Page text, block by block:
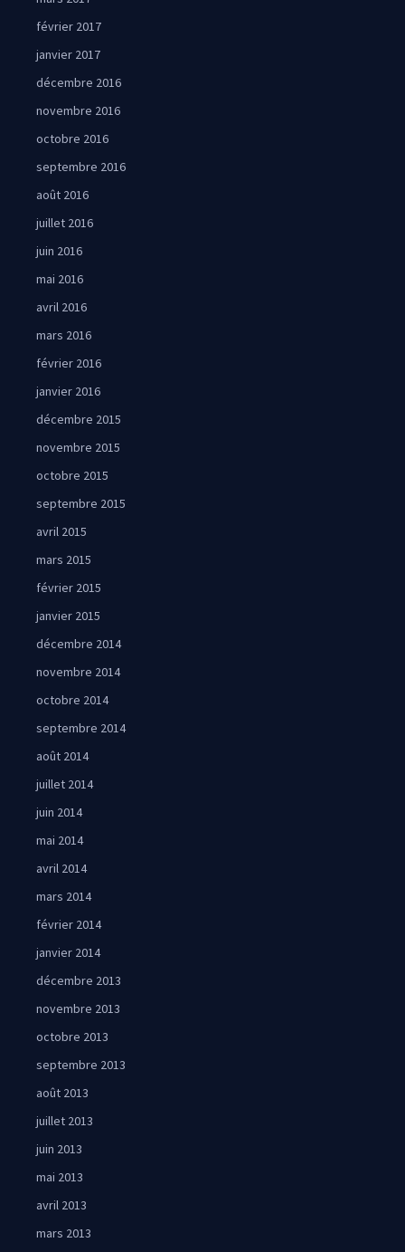
février 2017
janvier 2017
décembre 2016
novembre 2016
octobre 2016
septembre 2016
août 2016
juillet 2016
juin 2016
mai 2016
avril 2016
mars 2016
février 2016
janvier 2016
décembre 2015
novembre 2015
octobre 2015
septembre 2015
avril 2015
mars 2015
février 2015
janvier 2015
décembre 2014
novembre 2014
octobre 2014
septembre 2014
août 2014
juillet 2014
juin 2014
mai 2014
avril 2014
mars 2014
février 2014
janvier 2014
décembre 2013
novembre 2013
octobre 2013
septembre 2013
août 2013
juillet 2013
juin 2013
mai 2013
avril 2013
mars 2013